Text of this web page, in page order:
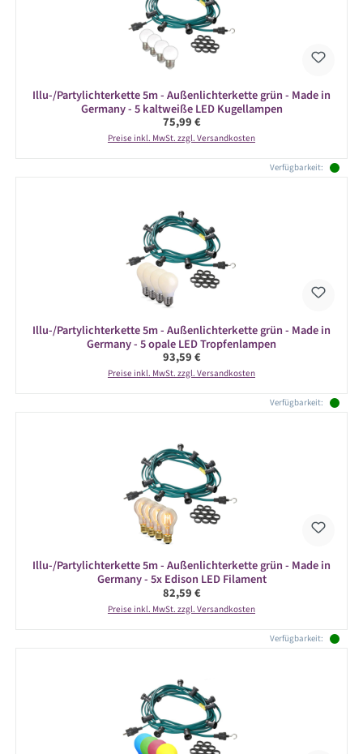
Illu-/Partylichterkette 5m - Außenlichterkette grün - Made in
Germany - 5 kaltweiße LED Kugellampen
Regulärer Preis:
75,99 €
Preise inkl. MwSt. zzgl. Versandkosten
Verfügbarkeit:
Illu-/Partylichterkette 5m - Außenlichterkette grün - Made in
Germany - 5 opale LED Tropfenlampen
Regulärer Preis:
93,59 €
Preise inkl. MwSt. zzgl. Versandkosten
Verfügbarkeit:
Illu-/Partylichterkette 5m - Außenlichterkette grün - Made in
Germany - 5x Edison LED Filament
Regulärer Preis:
82,59 €
Preise inkl. MwSt. zzgl. Versandkosten
Verfügbarkeit: